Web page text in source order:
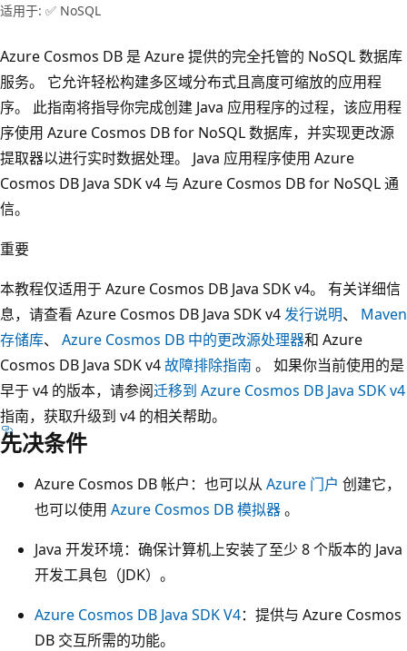
适用于: ✅ NoSQL
Azure Cosmos DB 是 Azure 提供的完全托管的 NoSQL 数据库
服务。 它允许轻松构建多区域分布式且高度可缩放的应用程
序。 此指南将指导你完成创建 Java 应用程序的过程，该应用程
序使用 Azure Cosmos DB for NoSQL 数据库，并实现更改源
提取器以进行实时数据处理。 Java 应用程序使用 Azure
Cosmos DB Java SDK v4 与 Azure Cosmos DB for NoSQL 通
信。
重要
本教程仅适用于 Azure Cosmos DB Java SDK v4。 有关详细信
息，请查看 Azure Cosmos DB Java SDK v4发行说明、 Maven
存储库、 Azure Cosmos DB 中的更改源处理器和 Azure
Cosmos DB Java SDK v4故障排除指南 。 如果你当前使用的是
早于 v4 的版本，请参阅迁移到 Azure Cosmos DB Java SDK v4
指南，获取升级到 v4 的相关帮助。
先决条件
Azure Cosmos DB 帐户：也可以从 Azure 门户 创建它，
也可以使用 Azure Cosmos DB 模拟器。
Java 开发环境：确保计算机上安装了至少 8 个版本的 Java
开发工具包（JDK）。
Azure Cosmos DB Java SDK V4：提供与 Azure Cosmos
DB 交互所需的功能。